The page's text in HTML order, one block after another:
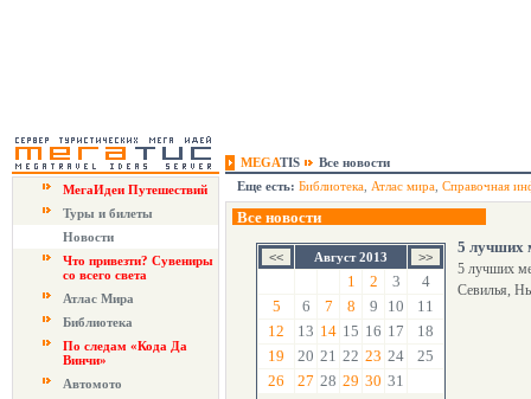
MEGATIS
Все новости
МегаИдеи Путешествий
Туры и билеты
Новости
Что привезти? Сувениры
со всего света
Атлас Мира
Библиотека
По следам «Кода Да
Винчи»
Автомото
Еще есть: Библиотека Атлас мира Справочная
Все новости
Август 2013
1 2 3
4
5
6 7 8 9 10
11
12
13 14 15 16 17
18
19
20 21 22 23 24
25
26
27 28 29 30 31
5 лучших
5 лучших
Севилья,